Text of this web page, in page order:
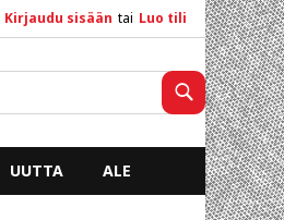
Kirjaudu sisään tai Luo tili
Haku
UUTTA ALE